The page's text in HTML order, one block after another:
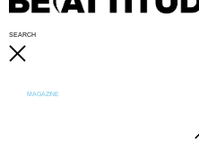
SEARCH
MAGAZINE